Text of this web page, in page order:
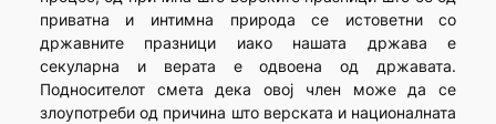
приватна и интимна природа се истоветни со
државните празници иако нашата држава е
секуларна и верата е одвоена од државата.
Подносителот смета дека овој член може да се
злоупотреби од причина што верската и националната